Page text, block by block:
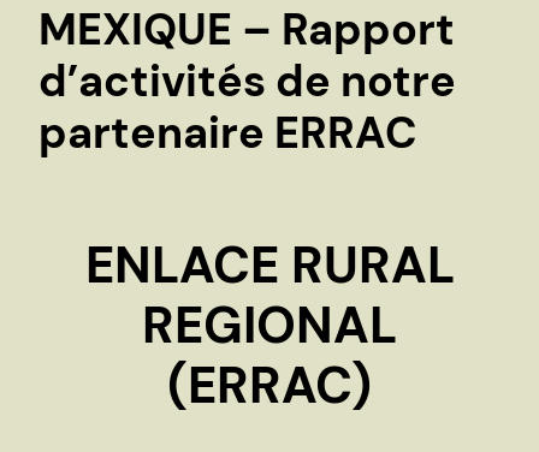
r
h
e
MEXIQUE – Rapport
d’activités de notre
partenaire ERRAC
ENLACE RURAL
REGIONAL
(ERRAC)